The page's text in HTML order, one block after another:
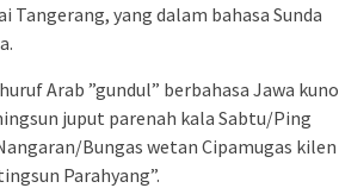
Tangerang, yang dalam bahasa Sunda
Arab ”gundul” berbahasa Jawa kuno
juput parenah kala Sabtu/Ping
Bungas wetan Cipamugas kilen
Parahyang”.